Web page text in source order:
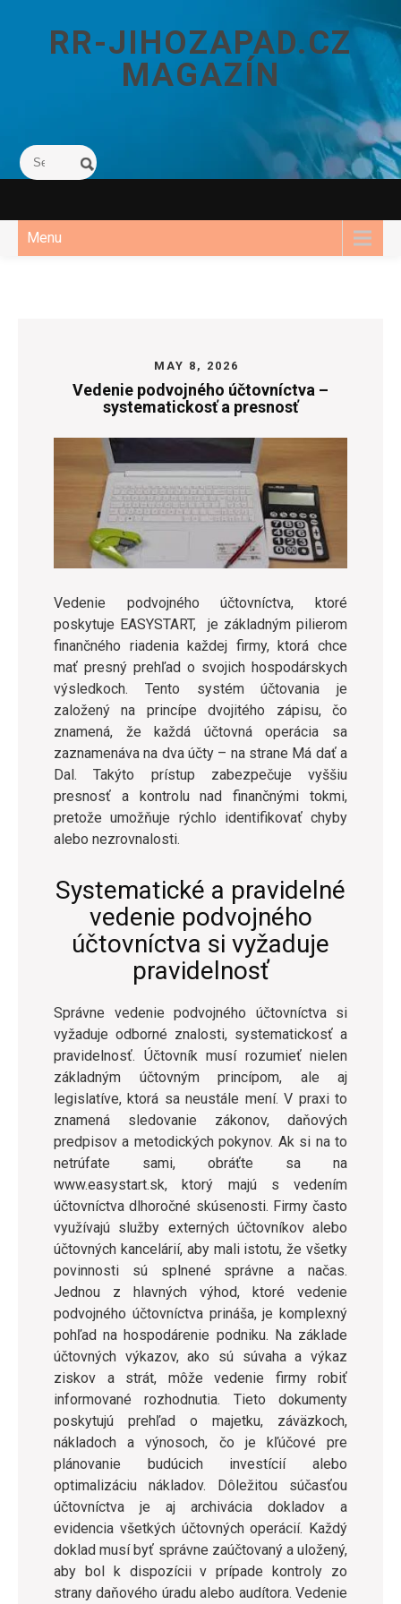
RR-JIHOZAPAD.CZ
MAGAZÍN
Menu
MAY 8, 2026
Vedenie podvojného účtovníctva –
systematickosť a presnosť
Vedenie podvojného účtovníctva, ktoré
poskytuje EASYSTART, je základným pilierom
finančného riadenia každej firmy, ktorá chce
mať presný prehľad o svojich hospodárskych
výsledkoch. Tento systém účtovania je
založený na princípe dvojitého zápisu, čo
znamená, že každá účtovná operácia sa
zaznamenáva na dva účty – na strane Má dať a
Dal. Takýto prístup zabezpečuje vyššiu
presnosť a kontrolu nad finančnými tokmi,
pretože umožňuje rýchlo identifikovať chyby
alebo nezrovnalosti.
Systematické a pravidelné
vedenie podvojného
účtovníctva si vyžaduje
pravidelnosť
Správne vedenie podvojného účtovníctva si
vyžaduje odborné znalosti, systematickosť a
pravidelnosť. Účtovník musí rozumieť nielen
základným účtovným princípom, ale aj
legislatíve, ktorá sa neustále mení. V praxi to
znamená sledovanie zákonov, daňových
predpisov a metodických pokynov. Ak si na to
netrúfate sami, obráťte sa na
www.easystart.sk, ktorý majú s vedením
účtovníctva dlhoročné skúsenosti. Firmy často
využívajú služby externých účtovníkov alebo
účtovných kancelárií, aby mali istotu, že všetky
povinnosti sú splnené správne a načas.
Jednou z hlavných výhod, ktoré vedenie
podvojného účtovníctva prináša, je komplexný
pohľad na hospodárenie podniku. Na základe
účtovných výkazov, ako sú súvaha a výkaz
ziskov a strát, môže vedenie firmy robiť
informované rozhodnutia. Tieto dokumenty
poskytujú prehľad o majetku, záväzkoch,
nákladoch a výnosoch, čo je kľúčové pre
plánovanie budúcich investícií alebo
optimalizáciu nákladov. Dôležitou súčasťou
účtovníctva je aj archivácia dokladov a
evidencia všetkých účtovných operácií. Každý
doklad musí byť správne zaúčtovaný a uložený,
aby bol k dispozícii v prípade kontroly zo
strany daňového úradu alebo audítora. Vedenie